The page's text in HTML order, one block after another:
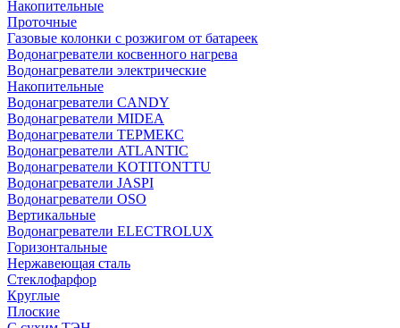
Накопительные
Проточные
Газовые колонки с розжигом от батареек
Водонагреватели косвенного нагрева
Водонагреватели электрические
Накопительные
Водонагреватели CANDY
Водонагреватели MIDEA
Водонагреватели ТЕРМЕКС
Водонагреватели ATLANTIC
Водонагреватели KOTITONTTU
Водонагреватели JASPI
Водонагреватели OSO
Вертикальные
Водонагреватели ELECTROLUX
Горизонтальные
Нержавеющая сталь
Стеклофарфор
Круглые
Плоские